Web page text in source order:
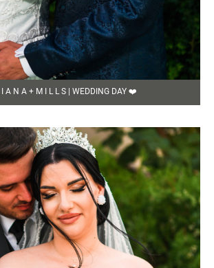
A N A + M I L L S | WEDDING DAY ❤️